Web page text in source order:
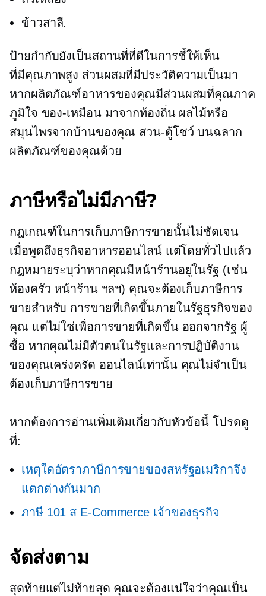
ข้าวสาลี.
ป้ายกำกับยังเป็นสถานที่ที่ดีในการชี้ให้เห็น
ที่มีคุณภาพสูง ส่วนผสมที่มีประวัติความเป็นมา
หากผลิตภัณฑ์อาหารของคุณมีส่วนผสมที่คุณภาค
ภูมิใจ ของ-เหมือน มาจากท้องถิ่นผลไม้หรือ
สมุนไพรจากบ้านของคุณ สวน-ตู้โชว์ บนฉลาก
ผลิตภัณฑ์ของคุณด้วย
ภาษีหรือไม่มีภาษี?
กฎเกณฑ์ในการเก็บภาษีการขายนั้นไม่ชัดเจน
เมื่อพูดถึงธุรกิจอาหารออนไลน์ แต่โดยทั่วไปแล้ว
กฎหมายระบุว่าหากคุณมีหน้าร้านอยู่ในรัฐ (เช่น
ห้องครัว หน้าร้าน ฯลฯ) คุณจะต้องเก็บภาษีการ
ขายสำหรับ การขายที่เกิดขึ้นภายในรัฐธุรกิจของ
คุณ แต่ไม่ใช่เพื่อการขายที่เกิดขึ้น ออกจากรัฐ ผู้
ซื้อ หากคุณไม่มีตัวตนในรัฐและการปฏิบัติงาน
ของคุณเคร่งครัด ออนไลน์เท่านั้นคุณไม่จำเป็น
ต้องเก็บภาษีการขาย
หากต้องการอ่านเพิ่มเติมเกี่ยวกับหัวข้อนี้ โปรดดู
ที่:
เหตุใดอัตราภาษีการขายของสหรัฐอเมริกาจึง
แตกต่างกันมาก
ภาษี 101 ส E-Commerce เจ้าของธุรกิจ
จัดส่งตาม
สุดท้ายแต่ไม่ท้ายสุด คุณจะต้องแน่ใจว่าคุณเป็น